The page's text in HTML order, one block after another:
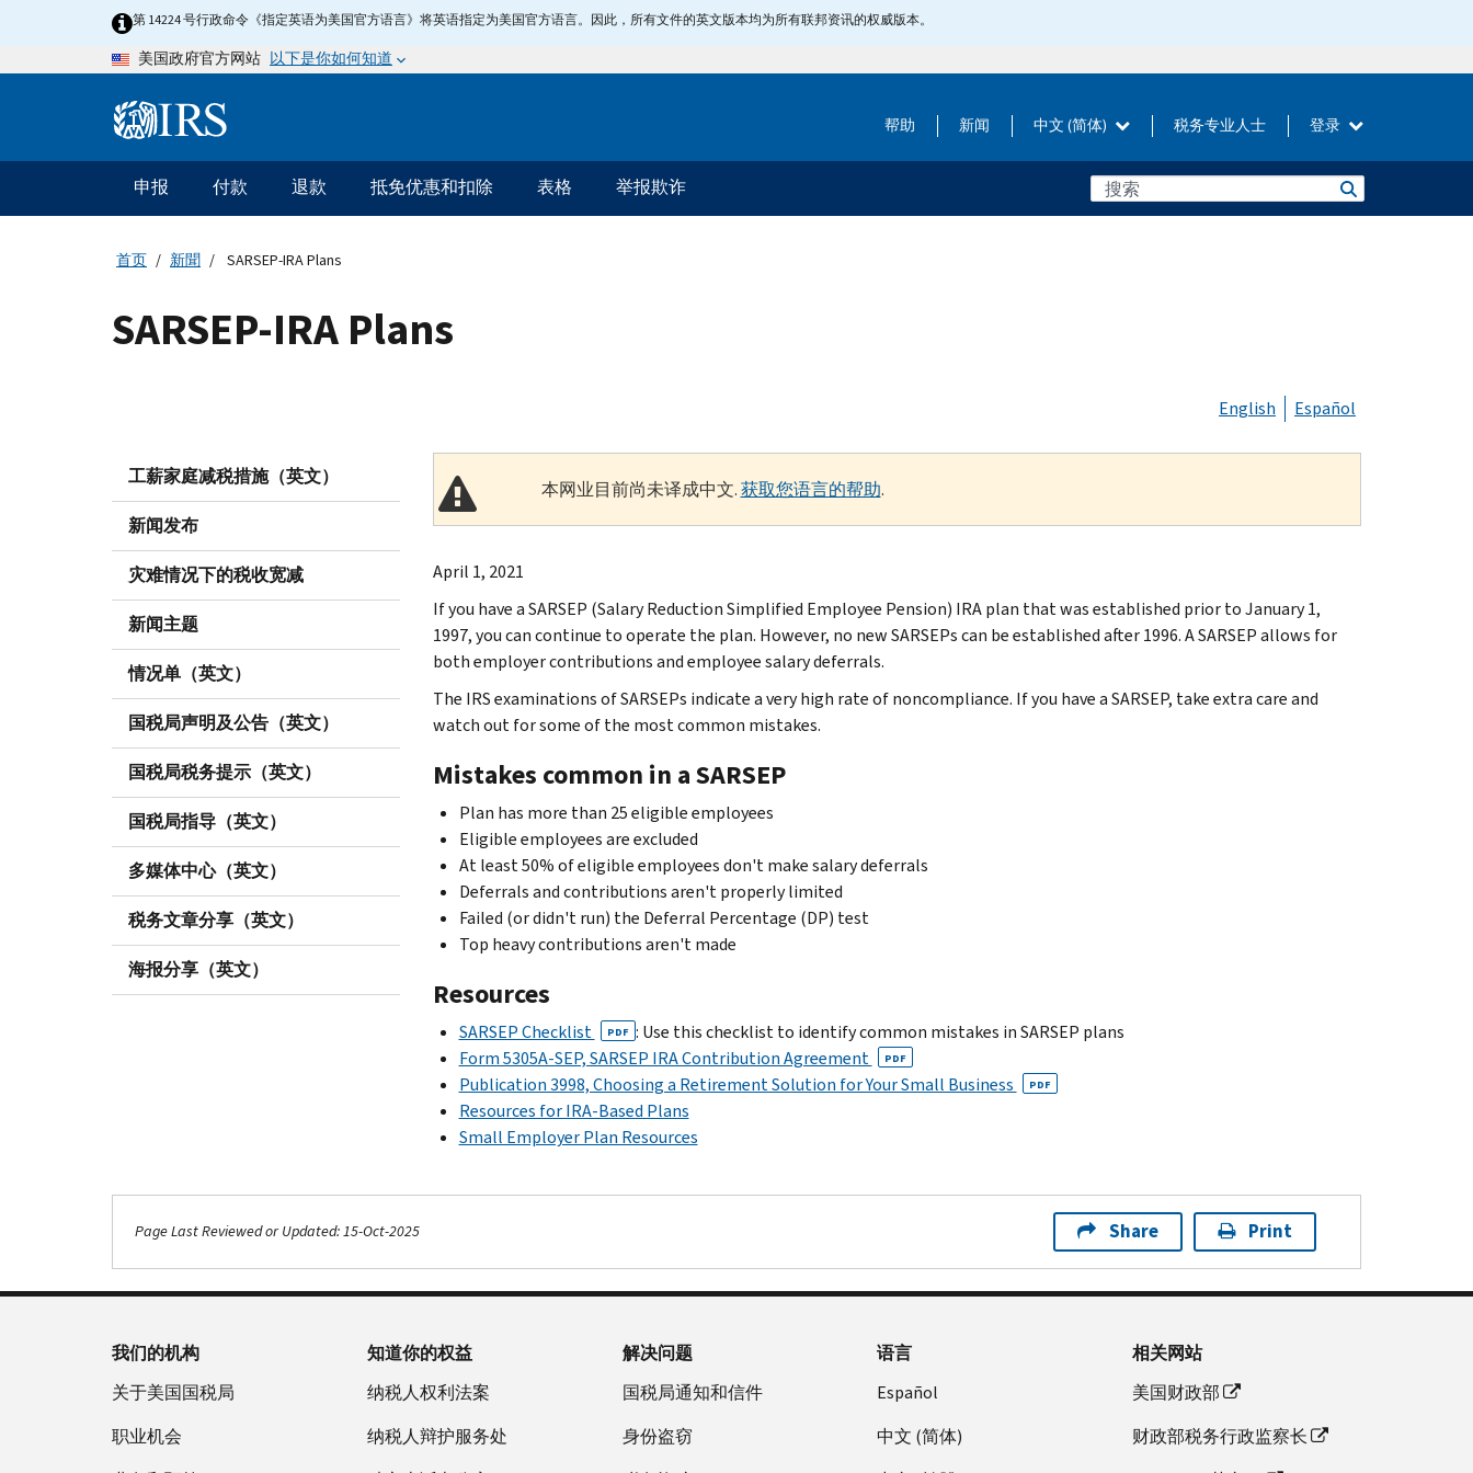
第 14224 号行政命令《指定英语为美国官方语言》将英语指定为美国官方语言。因此，所有文件的英文版本均为所有联邦资讯的权威版本。
美国政府官方网站 以下是你如何知道
Information 帮助 新闻 中文 (简体) 税务专业人士 登录
主
要
导
申报 付款 退款 抵免优惠和扣除 表格 举报欺诈
首页 新聞 SARSEP-IRA Plans
SARSEP-IRA Plans
English Español
工薪家庭减税措施（英文）
新闻发布
灾难情况下的税收宽减
新闻主题
情况单（英文）
国税局声明及公告（英文）
国税局税务提示（英文）
国税局指导（英文）
多媒体中心（英文）
税务文章分享（英文）
海报分享（英文）
本网业目前尚未译成中文.获取您语言的帮助.
April 1, 2021
If you have a SARSEP (Salary Reduction Simplified Employee Pension) IRA plan that was established prior to January 1,
1997, you can continue to operate the plan. However, no new SARSEPs can be established after 1996. A SARSEP allows for
both employer contributions and employee salary deferrals.
The IRS examinations of SARSEPs indicate a very high rate of noncompliance. If you have a SARSEP, take extra care and
watch out for some of the most common mistakes.
Mistakes common in a SARSEP
Plan has more than 25 eligible employees
Eligible employees are excluded
At least 50% of eligible employees don't make salary deferrals
Deferrals and contributions aren't properly limited
Failed (or didn't run) the Deferral Percentage (DP) test
Top heavy contributions aren't made
Resources
SARSEP Checklist PDF : Use this checklist to identify common mistakes in SARSEP plans
Form 5305A-SEP, SARSEP IRA Contribution Agreement
PDF
Publication 3998, Choosing a Retirement Solution for Your Small Business PDF
Resources for IRA-Based Plans
Small Employer Plan Resources
Page Last Reviewed or Updated: 15-Oct-2025 Share Print
我们的机构
关于美国国税局
职业机会
知道你的权益
纳税人权利法案
纳税人辩护服务处
解决问题
国税局通知和信件
身份盗窃
语言
Español
中文 (简体)
相关网站
美国财政部
财政部税务行政监察长